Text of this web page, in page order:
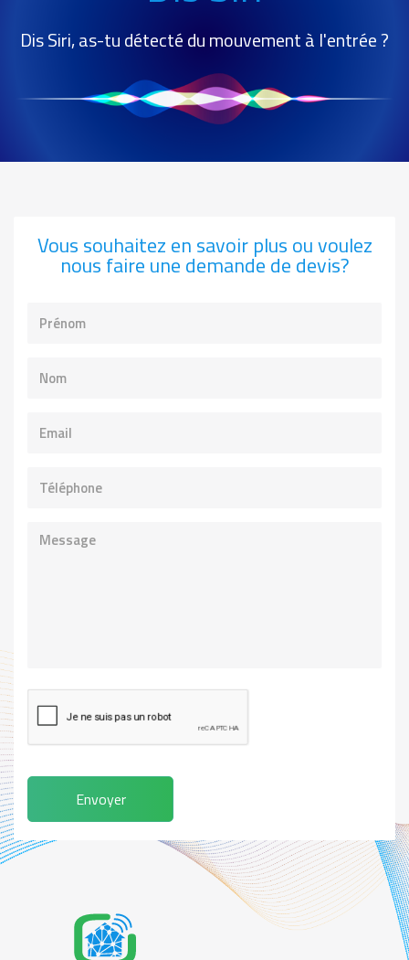
Dis Siri, as-tu détecté du mouvement à l'entrée ?
Vous souhaitez en savoir plus ou voulez
nous faire une demande de devis?
Envoyer